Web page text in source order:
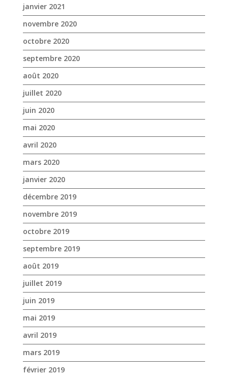
janvier 2021
novembre 2020
octobre 2020
septembre 2020
août 2020
juillet 2020
juin 2020
mai 2020
avril 2020
mars 2020
janvier 2020
décembre 2019
novembre 2019
octobre 2019
septembre 2019
août 2019
juillet 2019
juin 2019
mai 2019
avril 2019
mars 2019
février 2019